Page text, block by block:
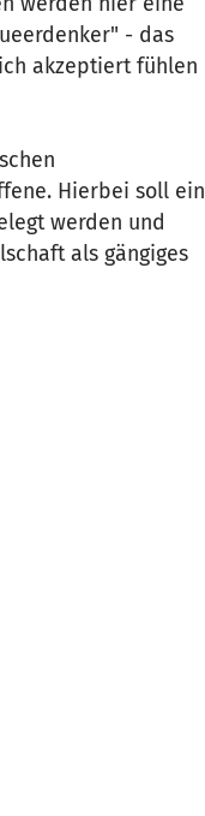
- das
akzeptiert fühlen
Hierbei soll ein
werden und
als gängiges